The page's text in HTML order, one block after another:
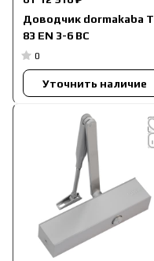
Доводчик dormakaba
83 EN 3-6 BC
0
Уточнить наличие